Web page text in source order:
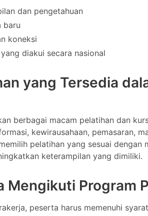
dan pengetahuan
baru
koneksi
diakui secara nasional
yang Tersedia
berbagai macam pelatihan dan
kewirausahaan, pemasaran,
pelatihan yang sesuai dengan
keterampilan yang dimiliki.
Mengikuti Program
peserta harus memenuhi